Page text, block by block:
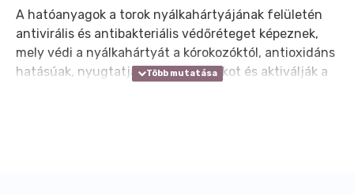
A hatóanyagok a torok nyálkahártyájának felületén
antivirális és antibakteriális védőréteget képeznek,
mely védi a nyálkahártyát a kórokozóktól, antioxidáns
hatásúak, nyugtatják az irritált torkot és aktiválják a